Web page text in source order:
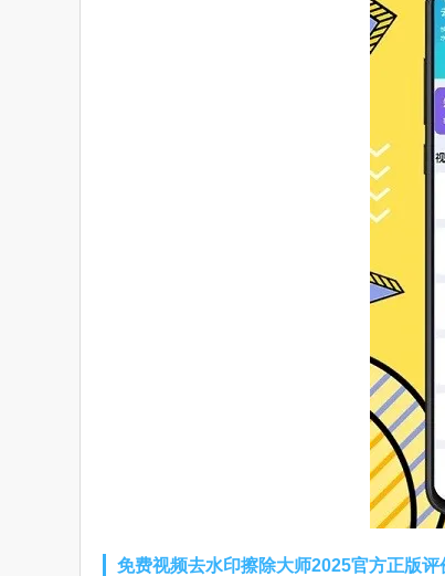
免费视频去水印擦除大师2025官方正版评